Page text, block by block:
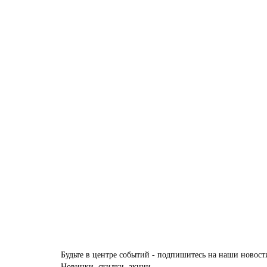
Будьте в центре событий - подпишитесь на наши